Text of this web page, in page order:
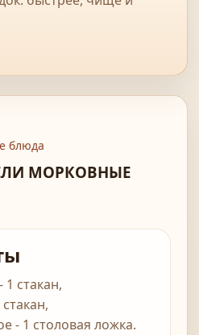
блюда
МОРКОВНЫЕ
стакан,
- 1 столовая ложка.